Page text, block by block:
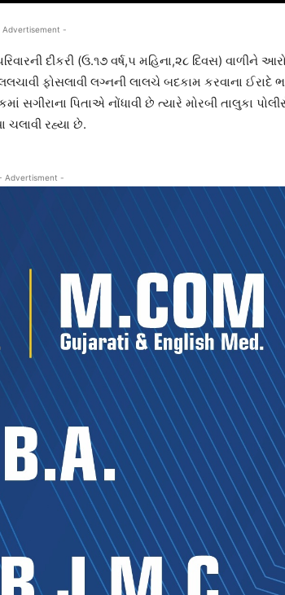
-
દીકરી (ઉ.૧૭ વર્ષ,૫ મહિના,૨૮ દિવસ) વાળીને
ફોસલાવી લગ્નની લાલચે બદકામ કરવાના ઈરાદે
સગીરાના પિતાએ નોંધાવી છે ત્યારે મોરબી તાલુકા
રહ્યા છે.
Advertisment -